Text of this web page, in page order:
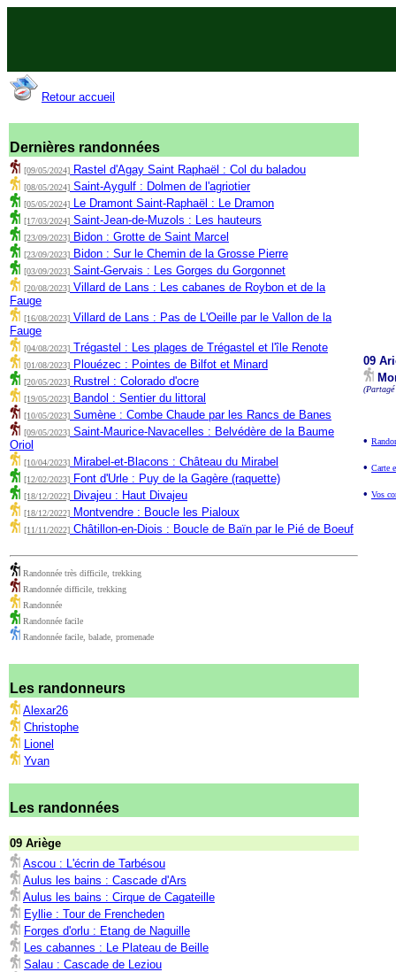
Retour accueil
Dernières randonnées
[09/05/2024] Rastel d'Agay Saint Raphaël : Col du baladou
[08/05/2024] Saint-Aygulf : Dolmen de l'agriotier
[05/05/2024] Le Dramont Saint-Raphaël : Le Dramon
[17/03/2024] Saint-Jean-de-Muzols : Les hauteurs
[23/09/2023] Bidon : Grotte de Saint Marcel
[23/09/2023] Bidon : Sur le Chemin de la Grosse Pierre
[03/09/2023] Saint-Gervais : Les Gorges du Gorgonnet
[20/08/2023] Villard de Lans : Les cabanes de Roybon et de la
Fauge
[16/08/2023] Villard de Lans : Pas de L'Oeille par le Vallon de la
Fauge
[04/08/2023] Trégastel : Les plages de Trégastel et l'île Renote
[01/08/2023] Plouézec : Pointes de Bilfot et Minard
[20/05/2023] Rustrel : Colorado d'ocre
[19/05/2023] Bandol : Sentier du littoral
[10/05/2023] Sumène : Combe Chaude par les Rancs de Banes
[09/05/2023] Saint-Maurice-Navacelles : Belvédère de la Baume
Oriol
[10/04/2023] Mirabel-et-Blacons : Château du Mirabel
[12/02/2023] Font d'Urle : Puy de la Gagère (raquette)
[18/12/2022] Divajeu : Haut Divajeu
[18/12/2022] Montvendre : Boucle les Pialoux
[11/11/2022] Châtillon-en-Diois : Boucle de Baïn par le Pié de Boeuf
Randonnée très difficile, trekking
Randonnée difficile, trekking
Randonnée
Randonnée facile
Randonnée facile, balade, promenade
Les randonneurs
Alexar26
Christophe
Lionel
Yvan
Les randonnées
09 Ariège
Ascou : L'écrin de Tarbésou
Aulus les bains : Cascade d'Ars
Aulus les bains : Cirque de Cagateille
Eyllie : Tour de Frencheden
Forges d'orlu : Etang de Naguille
Les cabannes : Le Plateau de Beille
Salau : Cascade de Leziou
09
•
• Carte
• Vos